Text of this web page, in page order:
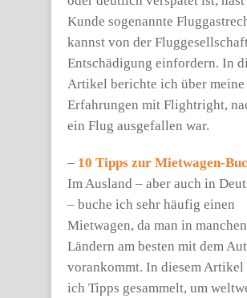
Kunde sogenannte
kannst von der
Entschädigung einfordern. In
Artikel berichte ich über meine
Erfahrungen mit Flightright,
ein Flug ausgefallen war.
– 10 Tipps zur Mietwagen-
Im Ausland – aber auch in
– buche ich sehr häufig einen
Mietwagen, da man in manchen
Ländern am besten mit dem
vorankommt. In diesem Artikel
ich Tipps gesammelt, um